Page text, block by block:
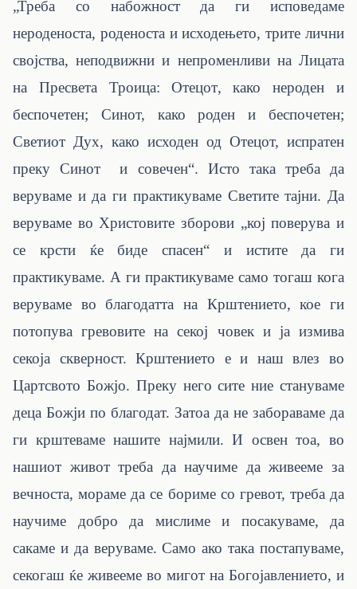
„Треба со набожност да ги исповедаме
нероденоста, роденоста и исходењето, трите лични
својства, неподвижни и непроменливи на Лицата
на Пресвета Троица: Отецот, како нероден и
беспочетен; Синот, како роден и беспочетен;
Светиот Дух, како исходен од Отецот, испратен
преку Синот и совечен“. Исто така треба да
веруваме и да ги практикуваме Светите тајни. Да
веруваме во Христовите зборови „кој поверува и
се крсти ќе биде спасен“ и истите да ги
практикуваме. А ги практикуваме само тогаш кога
веруваме во благодатта на Крштението, кое ги
потопува гревовите на секој човек и ја измива
секоја скверност. Крштението е и наш влез во
Цартсвото Божјо. Преку него сите ние стануваме
деца Божји по благодат. Затоа да не забораваме да
ги крштеваме нашите најмили. И освен тоа, во
нашиот живот треба да научиме да живееме за
вечноста, мораме да се бориме со гревот, треба да
научиме добро да мислиме и посакуваме, да
сакаме и да веруваме. Само ако така постапуваме,
секогаш ќе живееме во мигот на Богојавлението, и